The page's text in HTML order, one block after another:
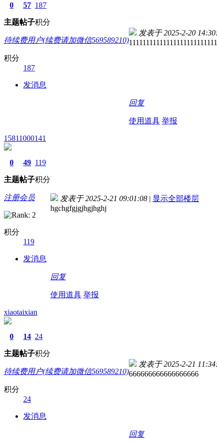
0
主题
57
帖子
187
积分
待续费用户(续费请加微信569589210)
积分
187
发消息
发表于 2025-2-20
回复
使用道具 举报
15811000141
0
主题
49
帖子
119
积分
注册会员
积分
119
发消息
发表于 2025-2-21 09:01:08 | 显示全部楼层
hgchgfgjgjhgjhghj
回复
使用道具 举报
xiaotaixian
0
主题
14
帖子
24
积分
待续费用户(续费请加微信569589210)
积分
24
发消息
发表于 2025-2-21
666666666666666666
回复